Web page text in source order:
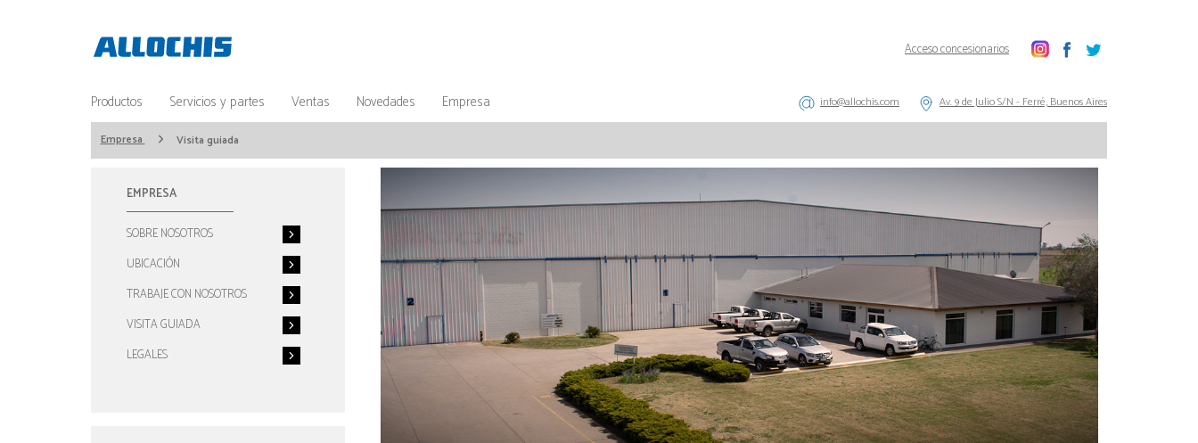
Acceso concesionarios
Productos Servicios y partes Ventas Novedades Empresa info@allochis.com Av. 9 de Julio S/N - Ferré, Buenos Aires
Empresa Visita guiada
EMPRESA
SOBRE NOSOTROS
UBICACIÓN
TRABAJE CON NOSOTROS
VISITA GUIADA
LEGALES